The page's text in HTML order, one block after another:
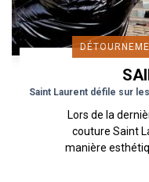
Saint Laurent défile sur
Lors de la
couture Saint
manière